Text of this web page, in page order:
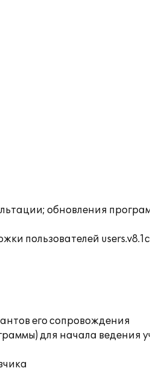
обновления
пользователей
его сопровождения
для начала ведения